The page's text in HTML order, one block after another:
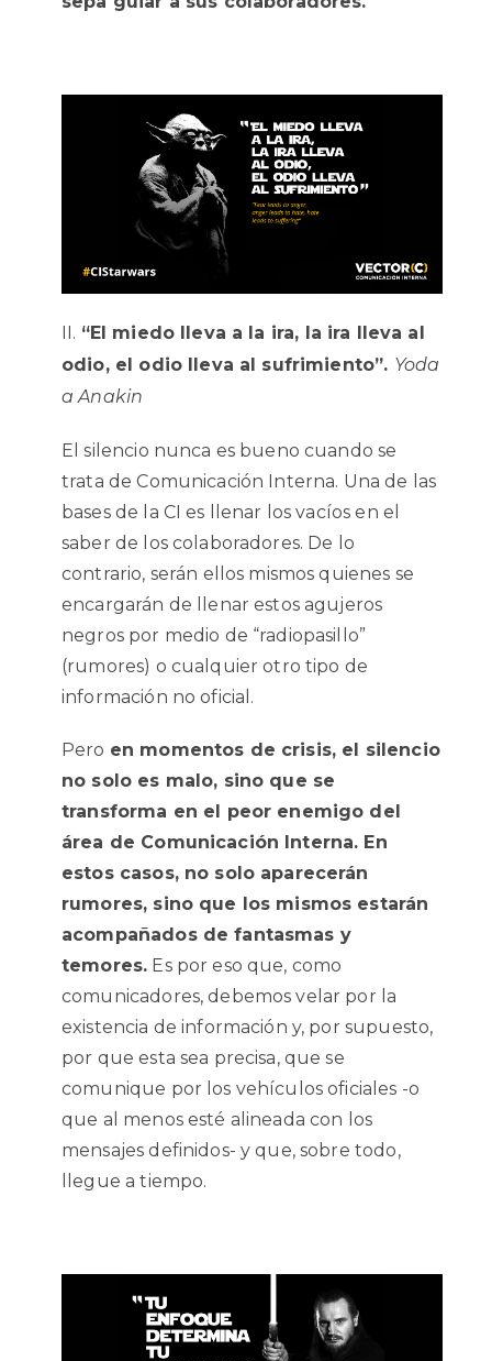
“El miedo lleva a la ira, la ira lleva al
odio, el odio lleva al sufrimiento”. Yoda
a Anakin
El silencio nunca es bueno cuando se
trata de Comunicación Interna. Una de las
bases de la CI es llenar los vacíos en el
saber de los colaboradores. De lo
contrario, serán ellos mismos quienes se
encargarán de llenar estos agujeros
negros por medio de “radiopasillo”
(rumores) o cualquier otro tipo de
información no oficial.
Pero en momentos de crisis, el silencio
no solo es malo, sino que se
transforma en el peor enemigo del
área de Comunicación Interna. En
estos casos, no solo aparecerán
rumores, sino que los mismos estarán
acompañados de fantasmas y
temores. Es por eso que, como
comunicadores, debemos velar por la
existencia de información y, por supuesto,
por que esta sea precisa, que se
comunique por los vehículos oficiales -o
que al menos esté alineada con los
mensajes definidos- y que, sobre todo,
llegue a tiempo.